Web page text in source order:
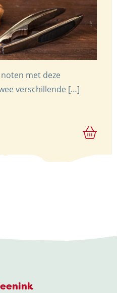
met deze
verschillende […]